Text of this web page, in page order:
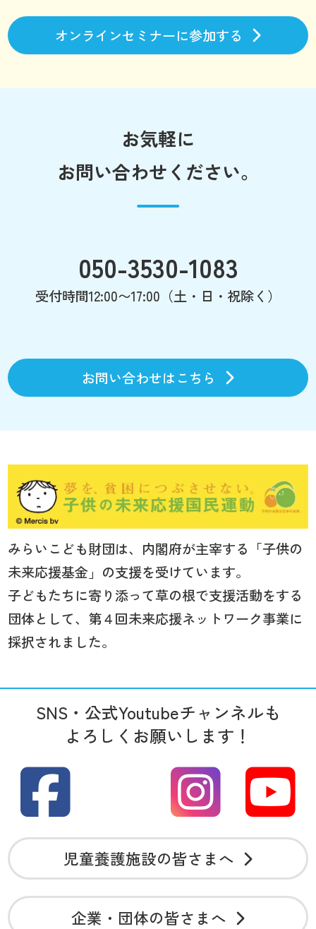
オンラインセミナーに参加する
お気軽に
お問い合わせください。
050-3530-1083
受付時間12:00〜17:00（土・日・祝除く）
お問い合わせはこちら
みらいこども財団は、内閣府が主宰する「子供の
未来応援基金」の支援を受けています。
子どもたちに寄り添って草の根で支援活動をする
団体として、第４回未来応援ネットワーク事業に
採択されました。
SNS・公式Youtubeチャンネルも
よろしくお願いします！
児童養護施設の皆さまへ
企業・団体の皆さまへ